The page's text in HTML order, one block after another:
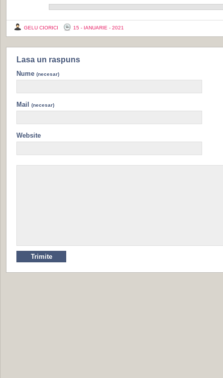
GELU CIORICI 15 - IANUARIE - 2021
Lasa un raspuns
Nume (necesar)
Mail (necesar)
Website